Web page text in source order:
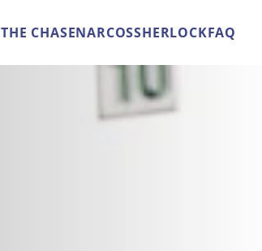
THE CHASENARCOSSHERLOCKFAQ